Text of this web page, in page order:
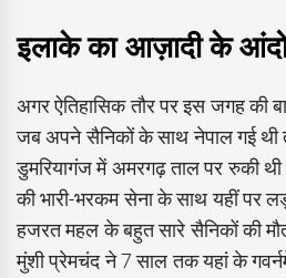
इलाके का आज़ादी के
अगर ऐतिहासिक तौर पर इस जगह की
जब अपने सैनिकों के साथ नेपाल गई थी
डुमरियागंज में अमरगढ़ ताल पर रुकी
की भारी-भरकम सेना के साथ यहीं पर
हजरत महल के बहुत सारे सैनिकों की
मुंशी प्रेमचंद ने 7 साल तक यहां के